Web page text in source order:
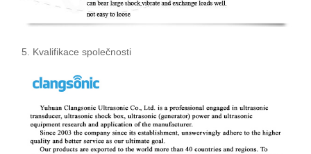
5. Kvalifikace společnosti